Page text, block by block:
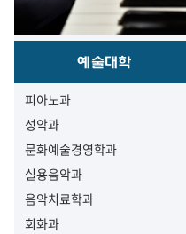
예술대학
피아노과
성악과
문화예술경영학과
실용음악과
음악치료학과
회화과